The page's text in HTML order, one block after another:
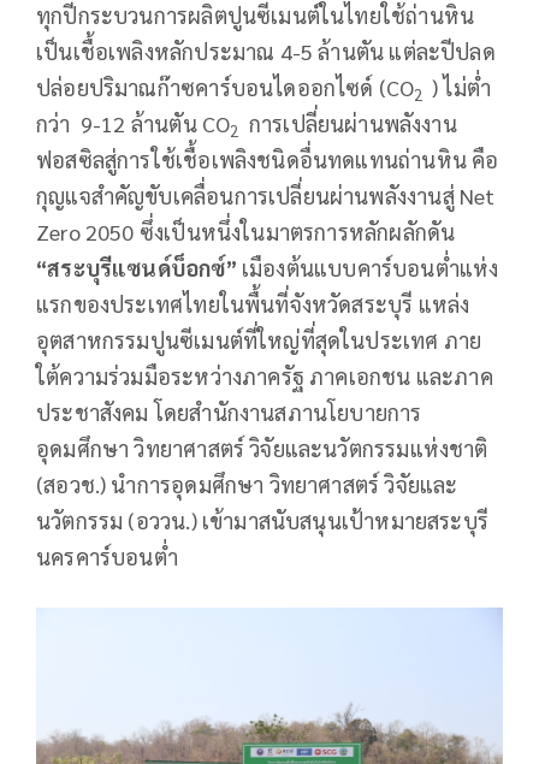
ทุกปีกระบวนการผลิตปูนซีเมนต์ในไทยใช้ถ่านหิน
เป็นเชื้อเพลิงหลักประมาณ 4-5 ล้านตัน แต่ละปีปลด
ปล่อยปริมาณก๊าซคาร์บอนไดออกไซด์ (CO2 ) ไม่ต่ำ
กว่า 9-12 ล้านตัน CO2 การเปลี่ยนผ่านพลังงาน
ฟอสซิลสู่การใช้เชื้อเพลิงชนิดอื่นทดแทนถ่านหิน คือ
กุญแจสำคัญขับเคลื่อนการเปลี่ยนผ่านพลังงานสู่ Net
Zero 2050 ซึ่งเป็นหนึ่งในมาตรการหลักผลักดัน
“สระบุรีแซนด์บ็อกซ์” เมืองต้นแบบคาร์บอนต่ำแห่ง
แรกของประเทศไทยในพื้นที่จังหวัดสระบุรี แหล่ง
อุตสาหกรรมปูนซีเมนต์ที่ใหญ่ที่สุดในประเทศ ภาย
ใต้ความร่วมมือระหว่างภาครัฐ ภาคเอกชน และภาค
ประชาสังคม โดยสำนักงานสภานโยบายการ
อุดมศึกษา วิทยาศาสตร์ วิจัยและนวัตกรรมแห่งชาติ
(สอวช.) นำการอุดมศึกษา วิทยาศาสตร์ วิจัยและ
นวัตกรรม (อววน.) เข้ามาสนับสนุนเป้าหมายสระบุรี
นครคาร์บอนต่ำ